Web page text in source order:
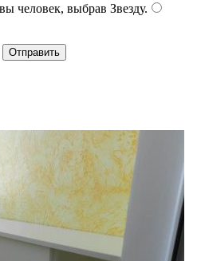
человек, выбрав Звезду.